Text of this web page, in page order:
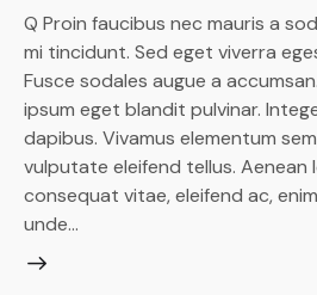
Q Proin faucibus nec mauris a
mi tincidunt. Sed eget viverra
Fusce sodales augue a
ipsum eget blandit pulvinar.
dapibus. Vivamus elementum
vulputate eleifend tellus.
consequat vitae, eleifend ac,
unde…